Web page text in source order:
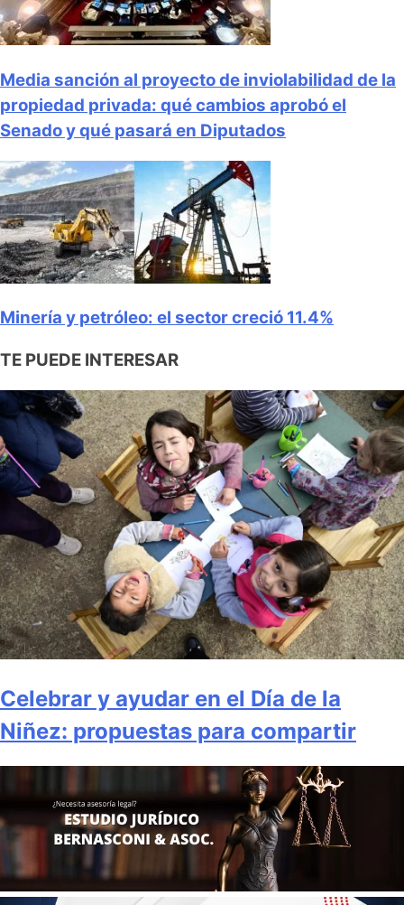
Media sanción al proyecto de inviolabilidad de la
propiedad privada: qué cambios aprobó el
Senado y qué pasará en Diputados
Minería y petróleo: el sector creció 11.4%
TE PUEDE INTERESAR
Celebrar y ayudar en el Día de la
Niñez: propuestas para compartir